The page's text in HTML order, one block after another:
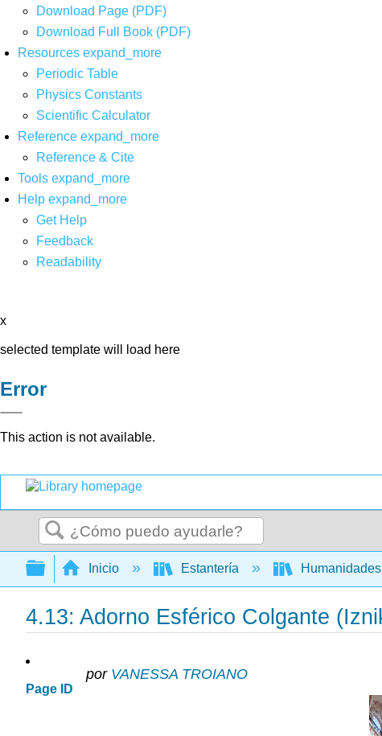
Download Page (PDF)
Download Full Book (PDF)
Resources expand_more
Periodic Table
Physics Constants
Scientific Calculator
Reference expand_more
Reference & Cite
Tools expand_more
Help expand_more
Get Help
Feedback
Readability
x
selected template will load here
Error
This action is not available.
Buscar
Expandir/contraer jerarquía global
Inicio Estantería Humanidades
4.13: Adorno Esférico Colgante
Page ID
por VANESSA TROIANO